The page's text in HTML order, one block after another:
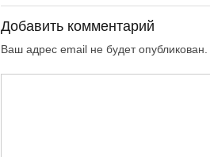
Добавить комментарий
Ваш адрес email не будет опубликован.